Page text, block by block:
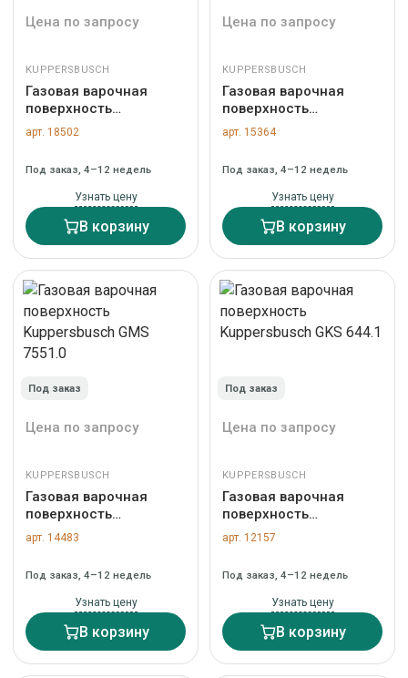
Цена по запросу
KUPPERSBUSCH
Газовая варочная
поверхность
Kuppersbusch GKS
3720.0
арт. 18502
Под заказ, 4–12 недель
Узнать цену
В корзину
Цена по запросу
KUPPERSBUSCH
Газовая варочная
поверхность
Kuppersbusch GKS
954.1
арт. 15364
Под заказ, 4–12 недель
Узнать цену
В корзину
Под заказ
Цена по запросу
KUPPERSBUSCH
Газовая варочная
поверхность
Kuppersbusch GMS
7551.0
арт. 14483
Под заказ, 4–12 недель
Узнать цену
В корзину
Под заказ
Цена по запросу
KUPPERSBUSCH
Газовая варочная
поверхность
Kuppersbusch GKS
644.1
арт. 12157
Под заказ, 4–12 недель
Узнать цену
В корзину